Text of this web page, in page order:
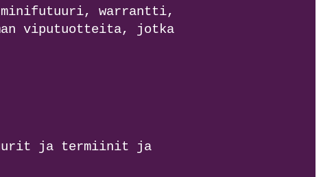
warrantti,
viputuotteita, jotka
ja termiinit ja